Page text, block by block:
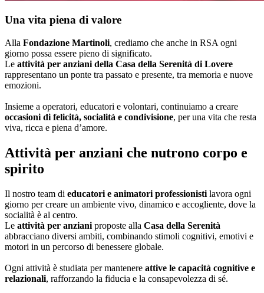
Una vita piena di valore
Alla Fondazione Martinoli, crediamo che anche in RSA ogni
giorno possa essere pieno di significato.
Le attività per anziani della Casa della Serenità di Lovere
rappresentano un ponte tra passato e presente, tra memoria e nuove
emozioni.
Insieme a operatori, educatori e volontari, continuiamo a creare
occasioni di felicità, socialità e condivisione, per una vita che resta
viva, ricca e piena d’amore.
Attività per anziani che nutrono corpo e
spirito
Il nostro team di educatori e animatori professionisti lavora ogni
giorno per creare un ambiente vivo, dinamico e accogliente, dove la
socialità è al centro.
Le attività per anziani proposte alla Casa della Serenità
abbracciano diversi ambiti, combinando stimoli cognitivi, emotivi e
motori in un percorso di benessere globale.
Ogni attività è studiata per mantenere attive le capacità cognitive e
relazionali, rafforzando la fiducia e la consapevolezza di sé.